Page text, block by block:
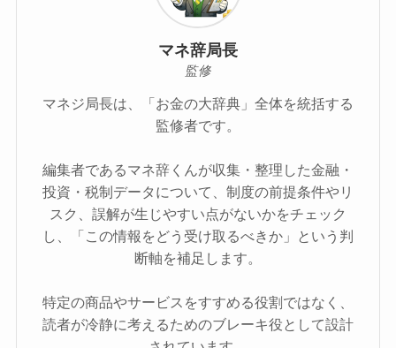
マネ辞局長
監修
マネジ局長は、「お金の大辞典」全体を統括する
監修者です。
編集者であるマネ辞くんが収集・整理した金融・
投資・税制データについて、制度の前提条件やリ
スク、誤解が生じやすい点がないかをチェック
し、「この情報をどう受け取るべきか」という判
断軸を補足します。
特定の商品やサービスをすすめる役割ではなく、
読者が冷静に考えるためのブレーキ役として設計